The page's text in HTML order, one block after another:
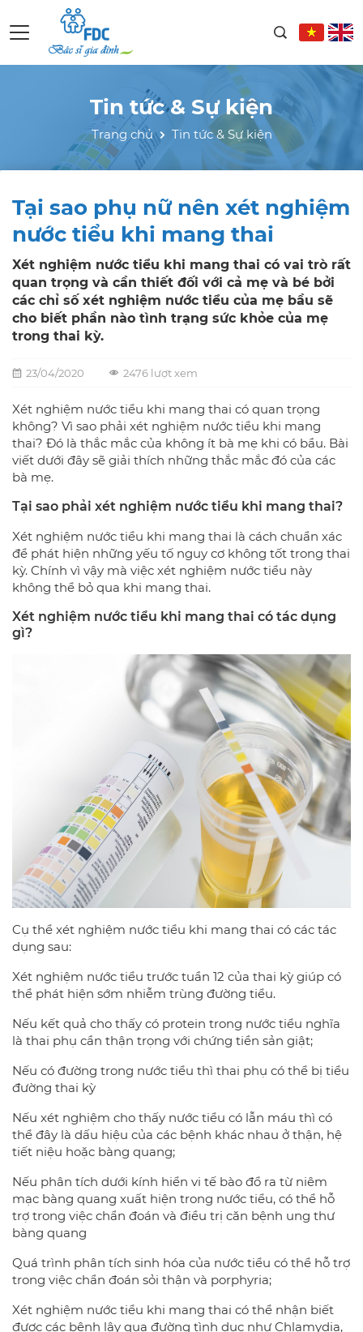
Tin tức & Sự kiện
Trang chủ Tin tức & Sự kiện
Tại sao phụ nữ nên xét nghiệm
nước tiểu khi mang thai
Xét nghiệm nước tiểu khi mang thai có vai trò rất
quan trọng và cần thiết đối với cả mẹ và bé bởi
các chỉ số xét nghiệm nước tiểu của mẹ bầu sẽ
cho biết phần nào tình trạng sức khỏe của mẹ
trong thai kỳ.
23/04/2020 2476 lượt xem
Xét nghiệm nước tiểu khi mang thai có quan trọng
không? Vì sao phải xét nghiệm nước tiểu khi mang
thai? Đó là thắc mắc của không ít bà mẹ khi có bầu. Bài
viết dưới đây sẽ giải thích những thắc mắc đó của các
bà mẹ.
Tại sao phải xét nghiệm nước tiểu khi mang thai?
Xét nghiệm nước tiểu khi mang thai là cách chuẩn xác
để phát hiện những yếu tố nguy cơ không tốt trong thai
kỳ. Chính vì vậy mà việc xét nghiệm nước tiểu này
không thể bỏ qua khi mang thai.
Xét nghiệm nước tiểu khi mang thai có tác dụng
gì?
Cụ thể xét nghiệm nước tiểu khi mang thai có các tác
dụng sau:
Xét nghiệm nước tiểu trước tuần 12 của thai kỳ giúp có
thể phát hiện sớm nhiễm trùng đường tiểu.
Nếu kết quả cho thấy có protein trong nước tiểu nghĩa
là thai phụ cần thận trọng với chứng tiền sản giật;
Nếu có đường trong nước tiểu thì thai phụ có thể bị tiểu
đường thai kỳ
Nếu xét nghiệm cho thấy nước tiểu có lẫn máu thì có
thể đây là dấu hiệu của các bệnh khác nhau ở thận, hệ
tiết niệu hoặc bàng quang;
Nếu phân tích dưới kính hiển vi tế bào đổ ra từ niêm
mạc bàng quang xuất hiện trong nước tiểu, có thể hỗ
trợ trong việc chẩn đoán và điều trị căn bệnh ung thư
bàng quang
Quá trình phân tích sinh hóa của nước tiểu có thể hỗ trợ
trong việc chẩn đoán sỏi thận và porphyria;
Xét nghiệm nước tiểu khi mang thai có thể nhận biết
được các bệnh lây qua đường tình dục như Chlamydia,